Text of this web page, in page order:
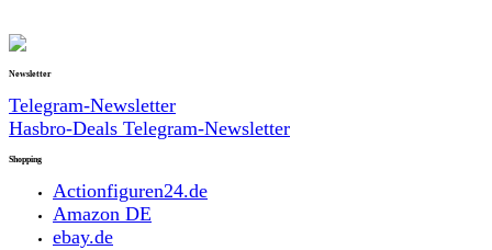
Newsletter
Telegram-Newsletter
Hasbro-Deals Telegram-Newsletter
Shopping
Actionfiguren24.de
Amazon DE
ebay.de